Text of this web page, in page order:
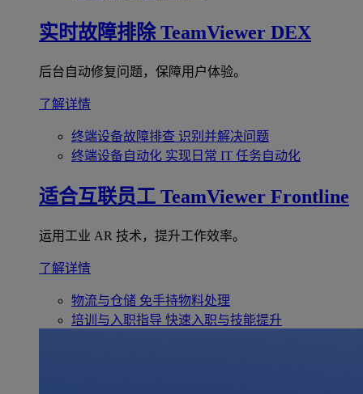
实时故障排除 TeamViewer DEX
后台自动修复问题，保障用户体验。
了解详情
终端设备故障排查 识别并解决问题
终端设备自动化 实现日常 IT 任务自动化
适合互联员工 TeamViewer Frontline
运用工业 AR 技术，提升工作效率。
了解详情
物流与仓储 免手持物料处理
培训与入职指导 快速入职与技能提升